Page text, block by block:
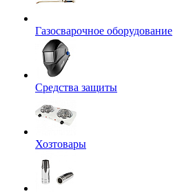
Газосварочное оборудование
Средства защиты
Хозтовары